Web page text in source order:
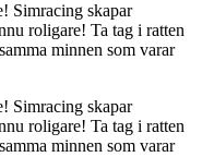
Simracing skapar
roligare! Ta tag i ratten
minnen som varar
Simracing skapar
roligare! Ta tag i ratten
minnen som varar